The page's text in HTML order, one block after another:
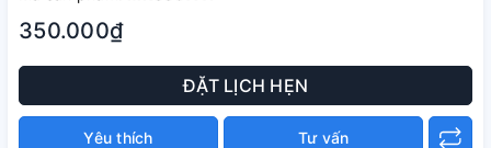
350.000₫
ĐẶT LỊCH HẸN
Yêu thích Tư vấn